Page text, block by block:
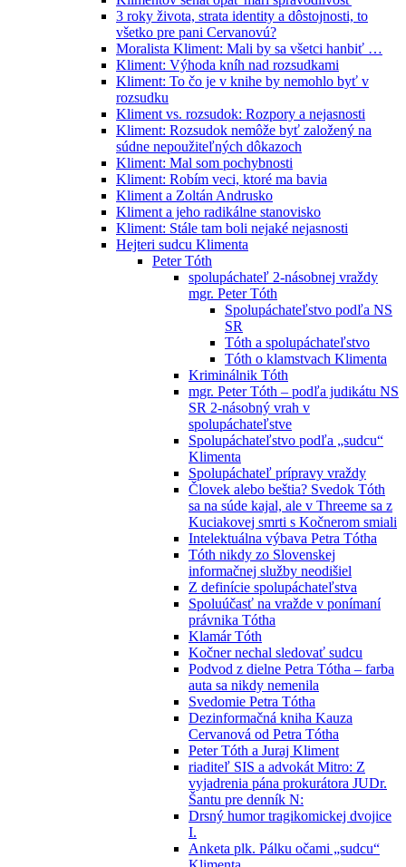
3 roky života, strata identity a dôstojnosti, to
všetko pre pani Cervanovú?
Moralista Kliment: Mali by sa všetci hanbiť …
Kliment: Výhoda kníh nad rozsudkami
Kliment: To čo je v knihe by nemohlo byť v
rozsudku
Kliment vs. rozsudok: Rozpory a nejasnosti
Kliment: Rozsudok nemôže byť založený na
súdne nepoužiteľných dôkazoch
Kliment: Mal som pochybnosti
Kliment: Robím veci, ktoré ma bavia
Kliment a Zoltán Andrusko
Kliment a jeho radikálne stanovisko
Kliment: Stále tam boli nejaké nejasnosti
Hejteri sudcu Klimenta
Peter Tóth
spolupáchateľ 2-násobnej vraždy
mgr. Peter Tóth
Spolupáchateľstvo podľa NS
SR
Tóth a spolupáchateľstvo
Tóth o klamstvach Klimenta
Kriminálnik Tóth
mgr. Peter Tóth – podľa judikátu NS
SR 2-násobný vrah v
spolupáchateľstve
Spolupáchateľstvo podľa „sudcu“
Klimenta
Spolupáchateľ prípravy vraždy
Človek alebo beštia? Svedok Tóth
sa na súde kajal, ale v Threeme sa z
Kuciakovej smrti s Kočnerom smiali
Intelektuálna výbava Petra Tótha
Tóth nikdy zo Slovenskej
informačnej služby neodišiel
Z definície spolupáchateľstva
Spoluúčasť na vražde v ponímaní
právnika Tótha
Klamár Tóth
Kočner nechal sledovať sudcu
Podvod z dielne Petra Tótha – farba
auta sa nikdy nemenila
Svedomie Petra Tótha
Dezinformačná kniha Kauza
Cervanová od Petra Tótha
Peter Tóth a Juraj Kliment
riaditeľ SIS a advokát Mitro: Z
vyjadrenia pána prokurátora JUDr.
Šantu pre denník N:
Drsný humor tragikomickej dvojice
I.
Anketa plk. Pálku očami „sudcu“